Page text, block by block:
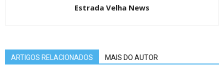
Estrada Velha News
ARTIGOS RELACIONADOS MAIS DO AUTOR